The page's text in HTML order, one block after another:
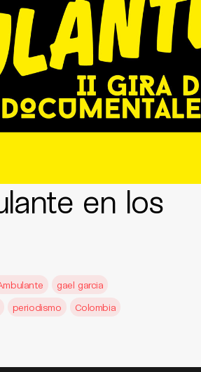
en los
gael garcia
periodismo Colombia